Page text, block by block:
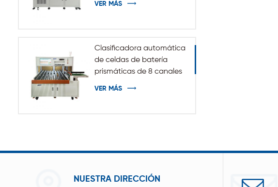
VER MÁS
Clasificadora automática
de celdas de batería
prismáticas de 8 canales
VER MÁS
NUESTRA DIRECCIÓN